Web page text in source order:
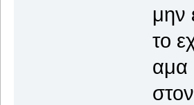
μην
το
αμα